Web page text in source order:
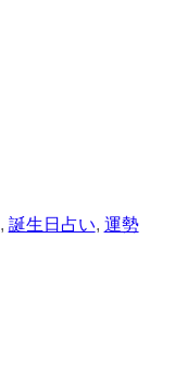
, 誕生日占い, 運勢